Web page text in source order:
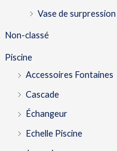
Vase de surpression
Non-classé
Piscine
Accessoires Fontaines
Cascade
Échangeur
Echelle Piscine